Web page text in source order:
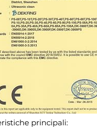
principali: